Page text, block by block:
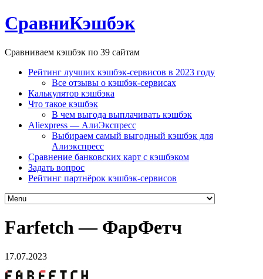
СравниКэшбэк
Сравниваем кэшбэк по 39 сайтам
Рейтинг лучших кэшбэк-сервисов в 2023 году
Все отзывы о кэшбэк-сервисах
Калькулятор кэшбэка
Что такое кэшбэк
В чем выгода выплачивать кэшбэк
Aliexpress — АлиЭкспресс
Выбираем самый выгодный кэшбэк для
Алиэкспресс
Сравнение банковских карт с кэшбэком
Задать вопрос
Рейтинг партнёрок кэшбэк-сервисов
Farfetch — ФарФетч
17.07.2023